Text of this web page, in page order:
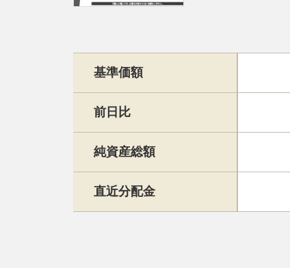
基準価額
前日比
純資産総額
直近分配金